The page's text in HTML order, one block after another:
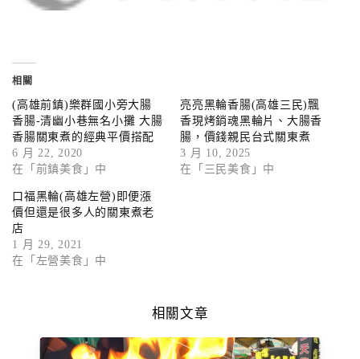
相關
(高雄前鎮)樂群國小旁大腸
香腸-清幽小巷無名小攤 大腸
香腸關東煮的經典平價搭配
6 月 22, 2020
在「前鎮美食」中
亮亮黑輪香腸(高雄三民)飄
香現烤銷魂黑輪片、大腸香
腸，價錢親民台式關東煮
3 月 10, 2025
在「三民美食」中
口福黑輪(高雄左營)即便漲
價但還是很多人的關東煮老
店
1 月 29, 2021
在「左營美食」中
相關文章